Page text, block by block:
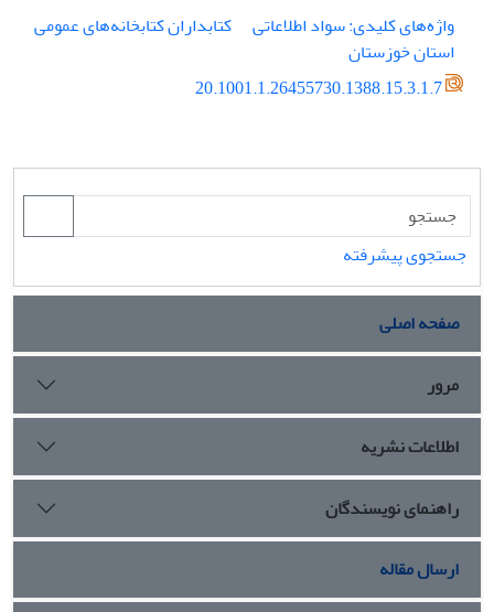
واژه‌های کلیدی: سواد اطلاعاتی
کتابداران کتابخانه‌های عمومی
استان خوزستان
20.1001.1.26455730.1388.15.3.1.7
جستجوی پیشرفته
صفحه اصلی
مرور
اطلاعات نشریه
راهنمای نویسندگان
ارسال مقاله